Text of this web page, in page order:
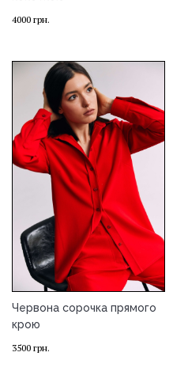
4000 грн.
Червона сорочка прямого
крою
3500 грн.